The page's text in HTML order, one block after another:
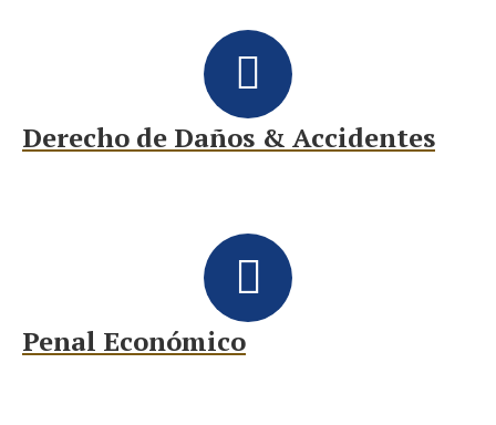
Derecho de Daños & Accidentes
Penal Económico